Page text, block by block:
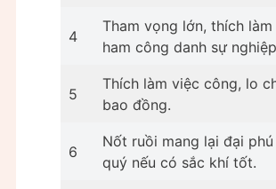
4
Tham vọng lớn, thích làm
ham công danh sự
5
Thích làm việc công, lo
bao đồng.
6
Nốt ruồi mang lại đại
quý nếu có sắc khí tốt.